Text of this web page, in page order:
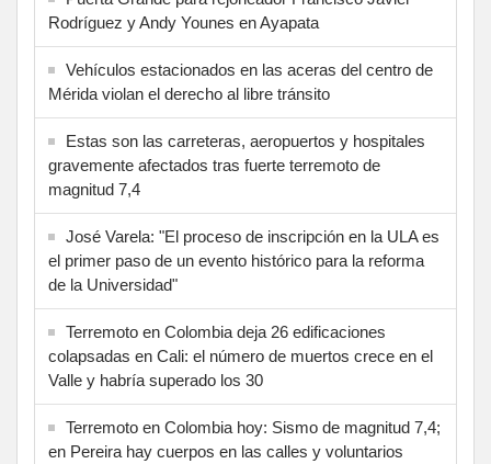
Rodríguez y Andy Younes en Ayapata
Vehículos estacionados en las aceras del centro de
Mérida violan el derecho al libre tránsito
Estas son las carreteras, aeropuertos y hospitales
gravemente afectados tras fuerte terremoto de
magnitud 7,4
José Varela: "El proceso de inscripción en la ULA es
el primer paso de un evento histórico para la reforma
de la Universidad"
Terremoto en Colombia deja 26 edificaciones
colapsadas en Cali: el número de muertos crece en el
Valle y habría superado los 30
Terremoto en Colombia hoy: Sismo de magnitud 7,4;
en Pereira hay cuerpos en las calles y voluntarios